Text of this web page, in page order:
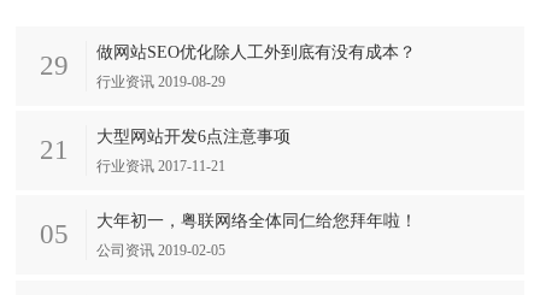
29 做网站SEO优化除人工外到底有没有成本？
行业资讯 2019-08-29
21 大型网站开发6点注意事项
行业资讯 2017-11-21
05 大年初一，粤联网络全体同仁给您拜年啦！
公司资讯 2019-02-05